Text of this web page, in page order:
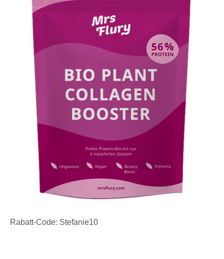
Rabatt-Code: Stefanie10